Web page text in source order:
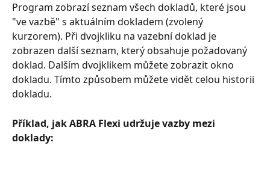
Program zobrazí seznam všech dokladů, které jsou
"ve vazbě" s aktuálním dokladem (zvolený
kurzorem). Při dvojkliku na vazební doklad je
zobrazen další seznam, který obsahuje požadovaný
doklad. Dalším dvojklikem můžete zobrazit okno
dokladu. Tímto způsobem můžete vidět celou historii
dokladu.
Příklad, jak ABRA Flexi udržuje vazby mezi
doklady: